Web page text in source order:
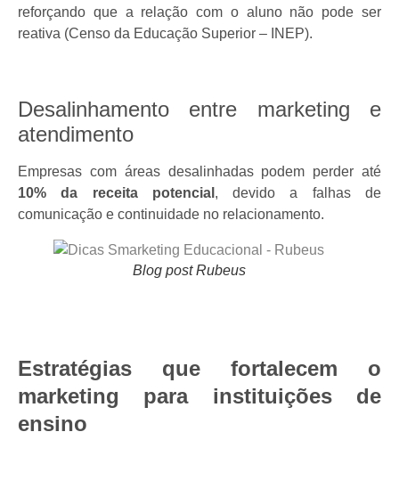
reforçando que a relação com o aluno não pode ser
reativa (Censo da Educação Superior – INEP).
Desalinhamento entre marketing e
atendimento
Empresas com áreas desalinhadas podem perder até
10% da receita potencial , devido a falhas de
comunicação e continuidade no relacionamento.
Blog post Rubeus
Estratégias que fortalecem o
marketing para instituições de
ensino